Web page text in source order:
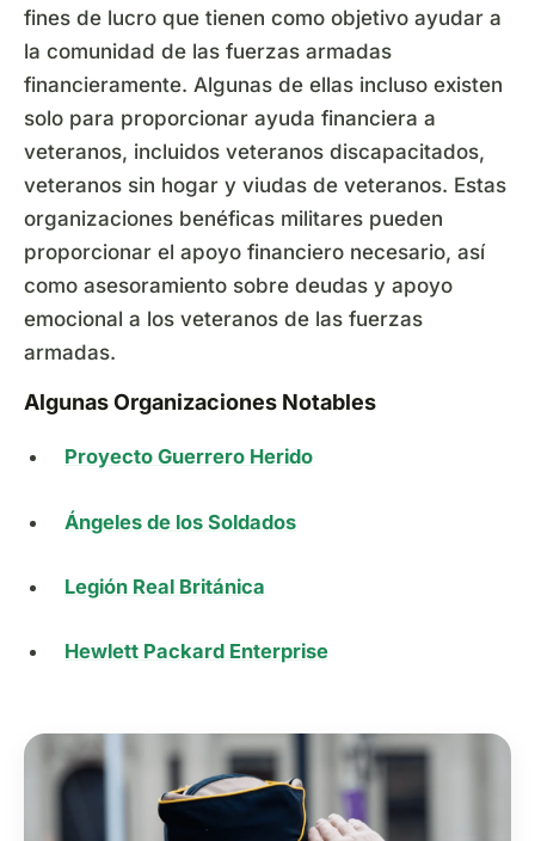
fines de lucro que tienen como objetivo ayudar a
la comunidad de las fuerzas armadas
financieramente. Algunas de ellas incluso existen
solo para proporcionar ayuda financiera a
veteranos, incluidos veteranos discapacitados,
veteranos sin hogar y viudas de veteranos. Estas
organizaciones benéficas militares pueden
proporcionar el apoyo financiero necesario, así
como asesoramiento sobre deudas y apoyo
emocional a los veteranos de las fuerzas
armadas.
Algunas Organizaciones Notables
Proyecto Guerrero Herido
Ángeles de los Soldados
Legión Real Británica
Hewlett Packard Enterprise